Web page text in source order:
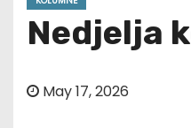
Nedjelja
May 17, 2026